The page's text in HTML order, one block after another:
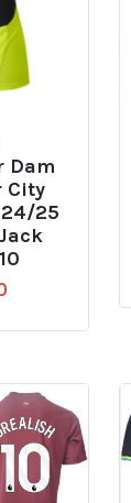
Dam
City
25